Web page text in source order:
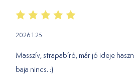
2026.1.25.
Masszív, strapabíró, már jó ideje
baja nincs. :)